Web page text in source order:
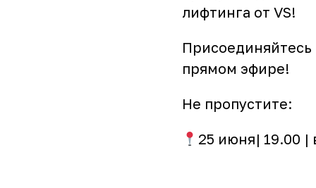
лифтинга от VS!
прямом эфире!
Не пропустите:
25 июня| 19.00